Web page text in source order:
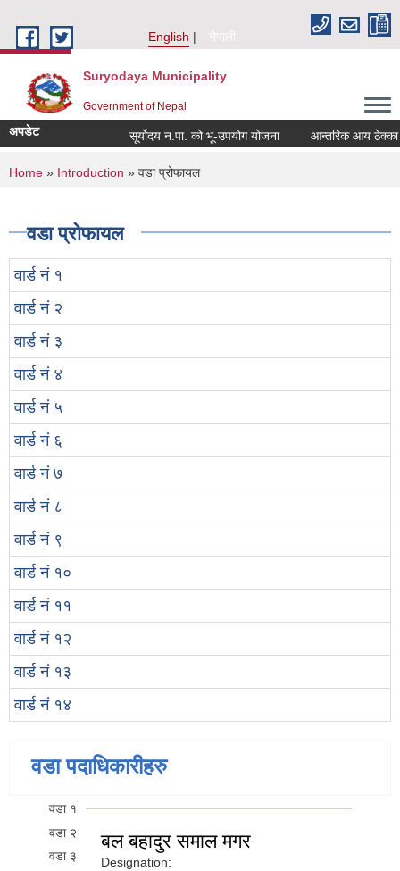
English
नेपाली
Suryodaya Municipality
Government of Nepal
अपडेट सूर्योदय न.पा. को भू-उपयोग योजना आन्तरिक आय ठेक्का
You are here
Home » Introduction » वडा प्रोफायल
वडा प्रोफायल
वार्ड नं १
वार्ड नं २
वार्ड नं ३
वार्ड नं ४
वार्ड नं ५
वार्ड नं ६
वार्ड नं ७
वार्ड नं ८
वार्ड नं ९
वार्ड नं १०
वार्ड नं ११
वार्ड नं १२
वार्ड नं १३
वार्ड नं १४
वडा पदाधिकारीहरु
वडा १
वडा २
वडा ३
बल बहादुर समाल मगर
Designation: